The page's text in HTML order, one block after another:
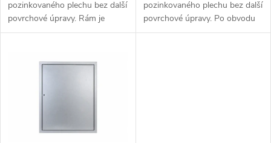
u
u
pozinkovaného plechu bez další
povrchové úpravy. Rám je
vyroben jednoho kusu, hloubka
pozinkovaného plechu bez další
povrchové úpravy. Po obvodu
rámu jsou z vnitřní části...